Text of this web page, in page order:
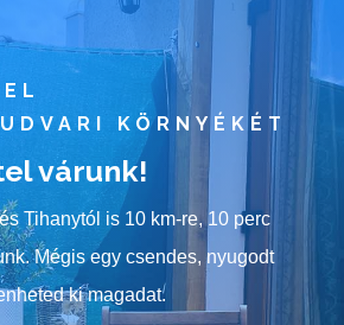
KÖRNYÉKÉT
várunk!
Tihanytól is 10 km-re, 10 perc
Mégis egy csendes, nyugodt
ki magadat.